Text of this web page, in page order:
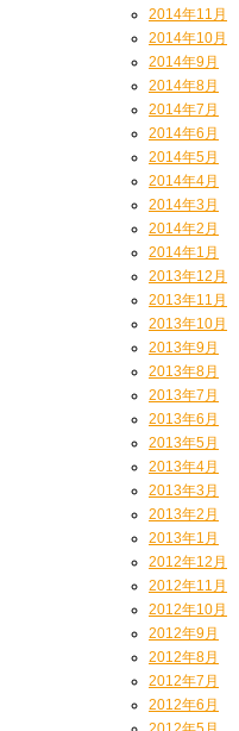
2014年11月
2014年10月
2014年9月
2014年8月
2014年7月
2014年6月
2014年5月
2014年4月
2014年3月
2014年2月
2014年1月
2013年12月
2013年11月
2013年10月
2013年9月
2013年8月
2013年7月
2013年6月
2013年5月
2013年4月
2013年3月
2013年2月
2013年1月
2012年12月
2012年11月
2012年10月
2012年9月
2012年8月
2012年7月
2012年6月